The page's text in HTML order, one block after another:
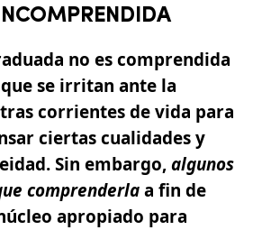
no es comprendida
se irritan ante la
corrientes de vida para
ciertas cualidades y
Sin embargo,algunos
comprenderlaa fin de
apropiado para